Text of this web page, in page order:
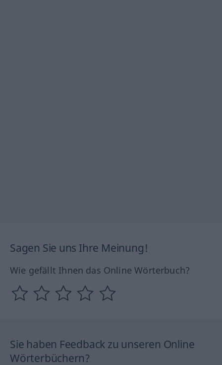
Sagen Sie uns Ihre Meinung!
Wie gefällt Ihnen das Online Wörterbuch?
Sie haben Feedback zu unseren Online
Wörterbüchern?